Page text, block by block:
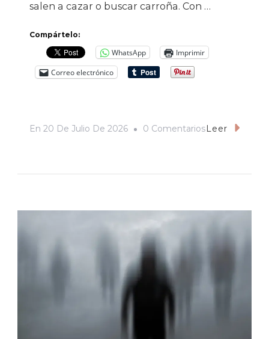
salen a cazar o buscar carroña. Con …
Compártelo:
WhatsApp
Imprimir
Correo electrónico
En 20 De Julio De 2026 0 ComentariosEn
Leer